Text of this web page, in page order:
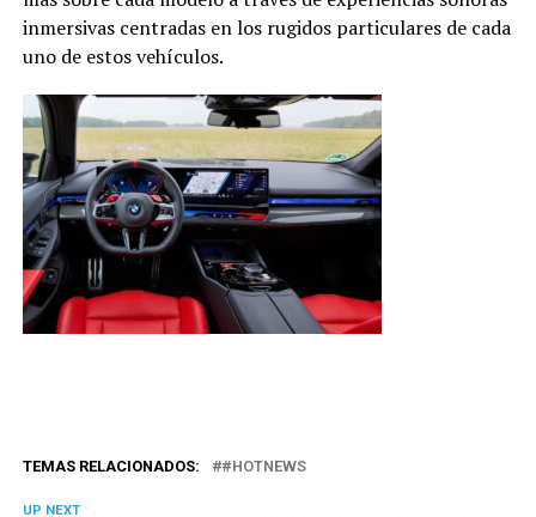
inmersivas centradas en los rugidos particulares de cada
uno de estos vehículos.
TEMAS RELACIONADOS: #HOTNEWS
UP NEXT